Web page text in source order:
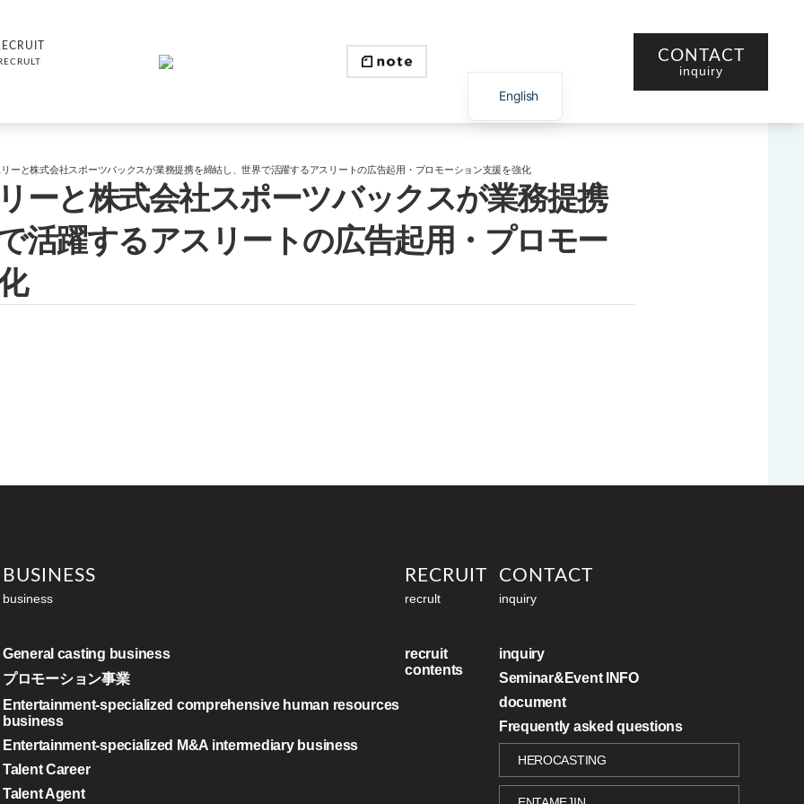
CONTACT
inquiry
ーと株式会社スポーツバックスが業務提携を締結し、世界で活躍するアスリートの広告起用・プロモーション支援を強化
ーと株式会社スポーツバックスが業務提携
活躍するアスリートの広告起用・プロモー
BUSINESS
business
General casting business
プロモーション事業
Entertainment-specialized comprehensive human resources
business
Entertainment-specialized M&A intermediary business
Talent Career
Talent Agent
RECRUIT
recrult
recruit
contents
CONTACT
inquiry
inquiry
Seminar&Event INFO
document
Frequently asked questions
HEROCASTING
English
日本語